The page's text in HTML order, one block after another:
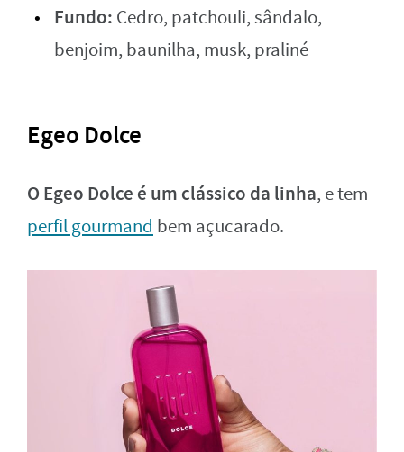
Fundo: Cedro, patchouli, sândalo,
benjoim, baunilha, musk, praliné
Egeo Dolce
O Egeo Dolce é um clássico da linha, e tem
perfil gourmand bem açucarado.